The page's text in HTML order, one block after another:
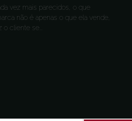
vez mais parecidos, o que
não é apenas o que ela vende,
cliente se...